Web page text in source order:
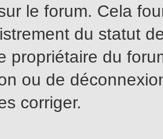
le forum. Cela
du statut
propriétaire du
ou de
corriger.